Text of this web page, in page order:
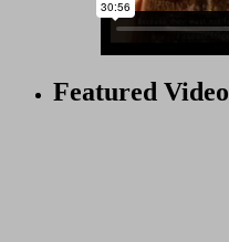
Featured Video